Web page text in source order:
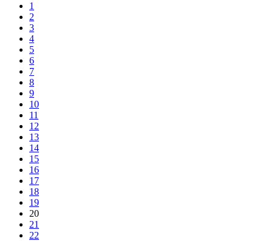
1
2
3
4
5
6
7
8
9
10
11
12
13
14
15
16
17
18
19
20
21
22